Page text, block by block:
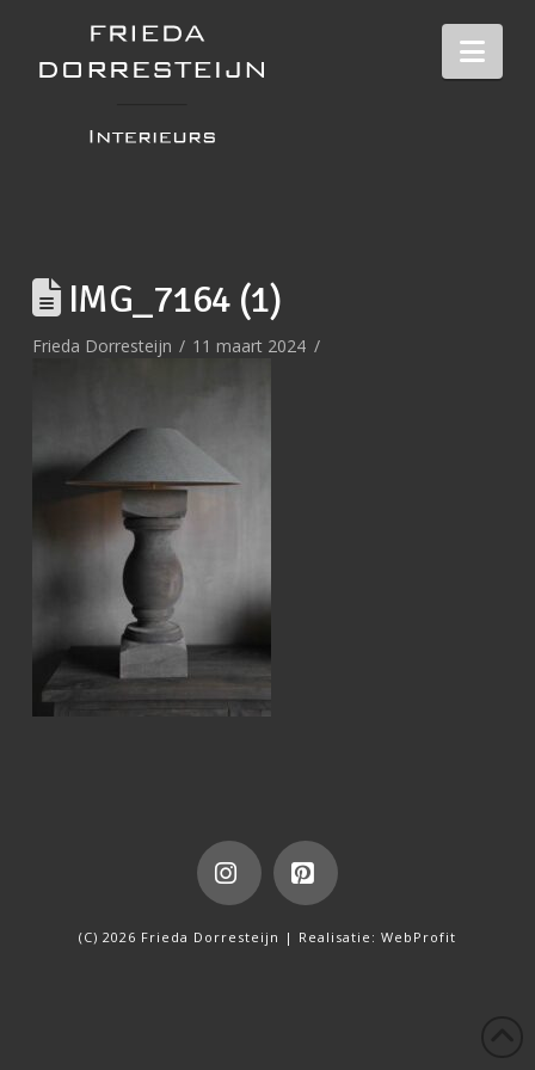
IMG_7164 (1)
Frieda Dorresteijn 11 maart 2024
InstagramPinterest
(C) 2026 Frieda Dorresteijn | Realisatie: WebProfit